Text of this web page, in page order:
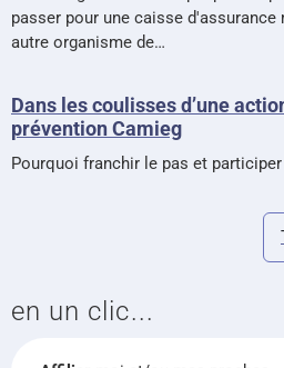
passer pour une caisse d'assurance
autre organisme de…
Dans les coulisses d’une
prévention Camieg
Pourquoi franchir le pas et
en un clic...